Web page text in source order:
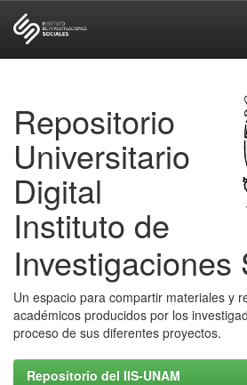
Repositorio
Universitario
Digital
Instituto de
Investigaciones
Un espacio para compartir materiales y
académicos producidos por los
proceso de sus diferentes proyectos.
Repositorio del IIS-UNAM